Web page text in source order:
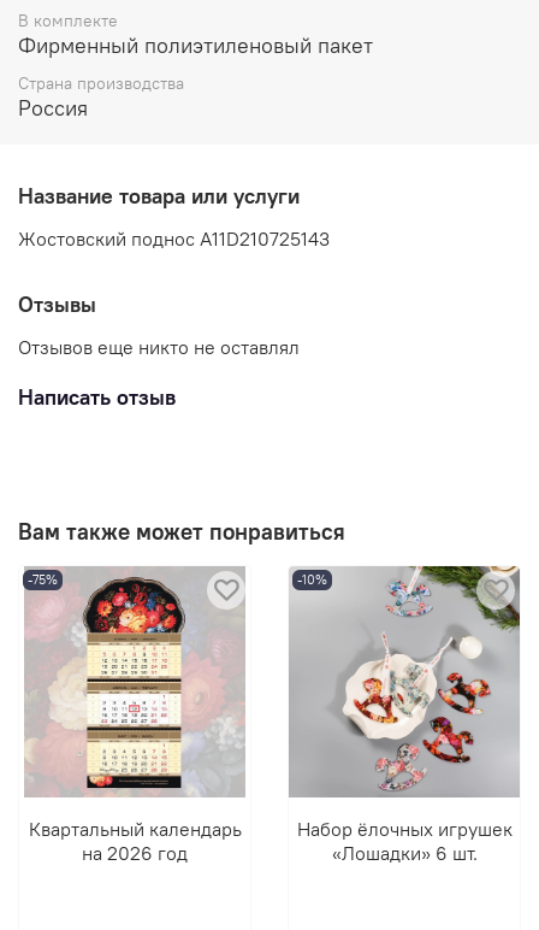
В комплекте
Фирменный полиэтиленовый пакет
Страна производства
Россия
Название товара или услуги
Жостовский поднос A11D210725143
Отзывы
Отзывов еще никто не оставлял
Написать отзыв
Вам также может понравиться
-75%
Квартальный календарь
на 2026 год
-10%
Набор ёлочных игрушек
«Лошадки» 6 шт.